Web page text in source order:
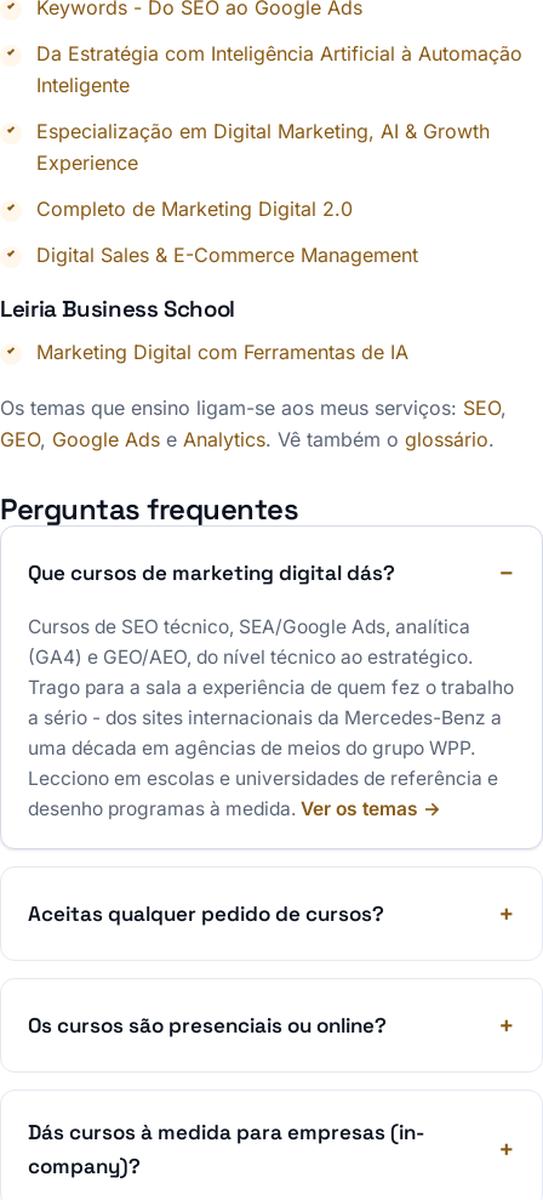
Keywords - Do SEO ao Google Ads
Da Estratégia com Inteligência Artificial à Automação
Inteligente
Especialização em Digital Marketing, AI & Growth
Experience
Completo de Marketing Digital 2.0
Digital Sales & E-Commerce Management
Leiria Business School
Marketing Digital com Ferramentas de IA
Os temas que ensino ligam-se aos meus serviços: SEO,
GEO, Google Ads e Analytics. Vê também o glossário.
Perguntas frequentes
Que cursos de marketing digital dás?
Cursos de SEO técnico, SEA/Google Ads, analítica
(GA4) e GEO/AEO, do nível técnico ao estratégico.
Trago para a sala a experiência de quem fez o trabalho
a sério - dos sites internacionais da Mercedes-Benz a
uma década em agências de meios do grupo WPP.
Lecciono em escolas e universidades de referência e
desenho programas à medida. Ver os temas →
Aceitas qualquer pedido de cursos?
Os cursos são presenciais ou online?
Dás cursos à medida para empresas (in-
company)?